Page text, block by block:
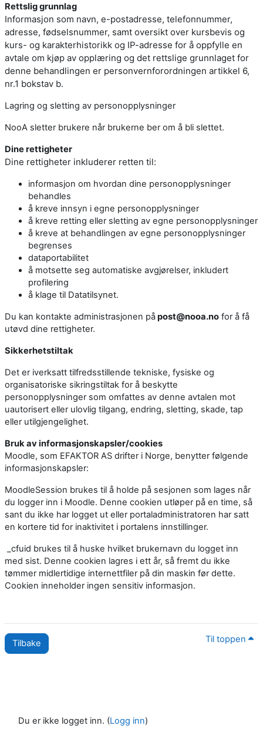
Rettslig grunnlag
Informasjon som navn, e-postadresse, telefonnummer,
adresse, fødselsnummer, samt oversikt over kursbevis og
kurs- og karakterhistorikk og IP-adresse for å oppfylle en
avtale om kjøp av opplæring og det rettslige grunnlaget for
denne behandlingen er personvernforordningen artikkel 6,
nr.1 bokstav b.
Lagring og sletting av personopplysninger
NooA sletter brukere når brukerne ber om å bli slettet.
Dine rettigheter
Dine rettigheter inkluderer retten til:
informasjon om hvordan dine personopplysninger
behandles
å kreve innsyn i egne personopplysninger
å kreve retting eller sletting av egne personopplysninger
å kreve at behandlingen av egne personopplysninger
begrenses
dataportabilitet
å motsette seg automatiske avgjørelser, inkludert
profilering
å klage til Datatilsynet.
Du kan kontakte administrasjonen påpost@nooa.no for å få
utøvd dine rettigheter.
Sikkerhetstiltak
Det er iverksatt tilfredsstillende tekniske, fysiske og
organisatoriske sikringstiltak for å beskytte
personopplysninger som omfattes av denne avtalen mot
uautorisert eller ulovlig tilgang, endring, sletting, skade, tap
eller utilgjengelighet.
Bruk av informasjonskapsler/cookies
Moodle, som EFAKTOR AS drifter i Norge, benytter følgende
informasjonskapsler:
MoodleSession brukes til å holde på sesjonen som lages når
du logger inn i Moodle. Denne cookien utløper på en time, så
sant du ikke har logget ut eller portaladministratoren har satt
en kortere tid for inaktivitet i portalens innstillinger.
_cfuid brukes til å huske hvilket brukernavn du logget inn
med sist. Denne cookien lagres i ett år, så fremt du ikke
tømmer midlertidige internettfiler på din maskin før dette.
Cookien inneholder ingen sensitiv informasjon.
Tilbake Til toppen
Du er ikke logget inn. (Logg inn)